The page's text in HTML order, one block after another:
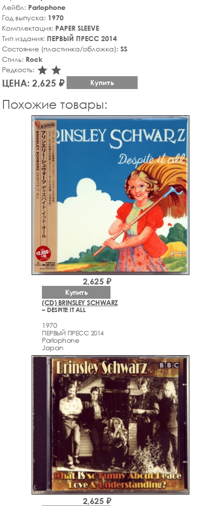
Лейбл: Parlophone
Год выпуска: 1970
Комплектация: PAPER SLEEVE
Тип издания: ПЕРВЫЙ ПРЕСС 2014
Состояние (пластинка/обложка): SS
Стиль: Rock
Редкость: star_rate
star_rate
ЦЕНА: 2,625 ₽ Купить
Похожие товары:
(CD) BRINSLEY SCHWARZ
– DESPITE IT ALL
1970
ПЕРВЫЙ ПРЕСС 2014
Parlophone
Japan
2,625 ₽
Купить
2,625 ₽